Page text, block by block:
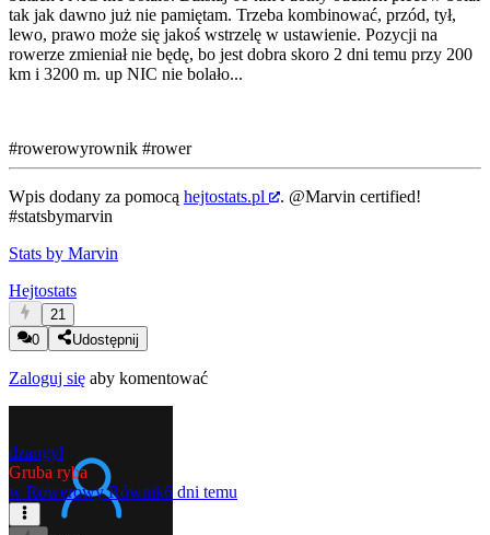
tak jak dawno już nie pamiętam. Trzeba kombinować, przód, tył,
lewo, prawo może się jakoś wstrzelę w ustawienie. Pozycji na
rowerze zmieniał nie będę, bo jest dobra skoro 2 dni temu przy 200
km i 3200 m. up NIC nie bolało...
#rowerowyrownik #rower
Wpis dodany za pomocą hejtostats.pl . @Marvin certified!
#statsbymarvin
Stats by Marvin
Hejtostats
21
0
Udostępnij
Zaloguj się aby komentować
dzangyl
Gruba ryba
w Rowerowy Równik6 dni temu